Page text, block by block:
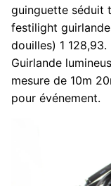
guinguette séduit
festilight
douilles) 1
Guirlande
mesure de 10m
pour événement.